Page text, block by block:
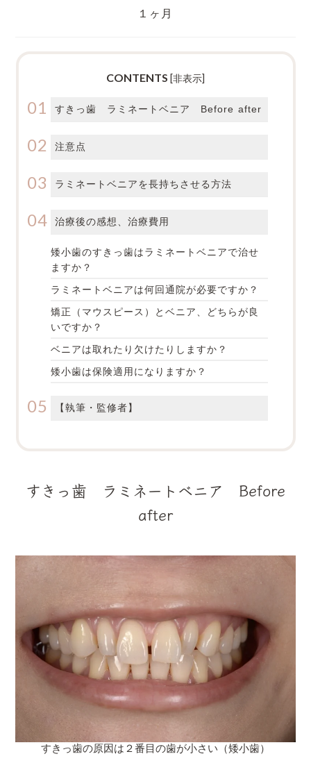
１ヶ月
CONTENTS [非表示]
すきっ歯 ラミネートベニア Before after
注意点
ラミネートベニアを長持ちさせる方法
治療後の感想、治療費用
矮小歯のすきっ歯はラミネートベニアで治せ
ますか？
ラミネートベニアは何回通院が必要ですか？
矯正（マウスピース）とベニア、どちらが良
いですか？
ベニアは取れたり欠けたりしますか？
矮小歯は保険適用になりますか？
【執筆・監修者】
すきっ歯 ラミネートベニア Before
after
すきっ歯の原因は２番目の歯が小さい（矮小歯）